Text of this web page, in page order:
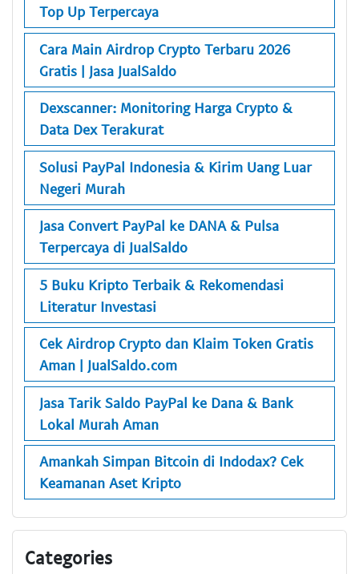
Top Up Terpercaya
Cara Main Airdrop Crypto Terbaru 2026
Gratis | Jasa JualSaldo
Dexscanner: Monitoring Harga Crypto &
Data Dex Terakurat
Solusi PayPal Indonesia & Kirim Uang Luar
Negeri Murah
Jasa Convert PayPal ke DANA & Pulsa
Terpercaya di JualSaldo
5 Buku Kripto Terbaik & Rekomendasi
Literatur Investasi
Cek Airdrop Crypto dan Klaim Token Gratis
Aman | JualSaldo.com
Jasa Tarik Saldo PayPal ke Dana & Bank
Lokal Murah Aman
Amankah Simpan Bitcoin di Indodax? Cek
Keamanan Aset Kripto
Categories